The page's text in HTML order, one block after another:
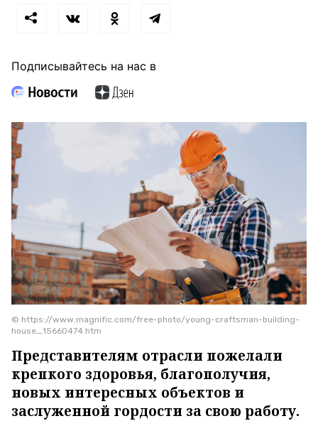
Подписывайтесь на нас в
© https://www.magnific.com/free-photo/young-craftsman-building-
house_15660474.htm
Представителям отрасли пожелали
крепкого здоровья, благополучия,
новых интересных объектов и
заслуженной гордости за свою работу.